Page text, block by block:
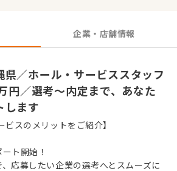
企業・店舗情報
県／ホール・サービススタッフ
円／選考～内定まで、あなた
します
ビスのメリットをご紹介】
ト開始！
応募したい企業の選考へとスムーズに